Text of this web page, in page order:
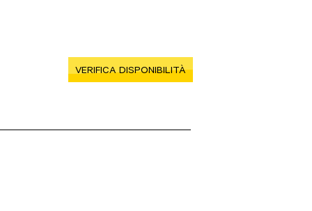
VERIFICA DISPONIBILITÀ